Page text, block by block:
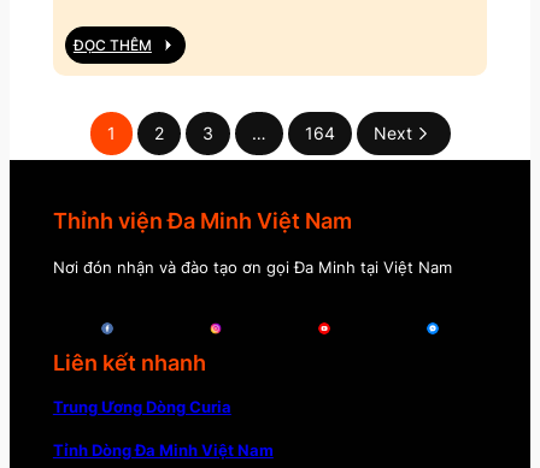
ĐỌC THÊM
1 2 3 … 164 Next
Thỉnh viện Đa Minh Việt Nam
Nơi đón nhận và đào tạo ơn gọi Đa Minh tại Việt Nam
Liên kết nhanh
Trung Ương Dòng Curia
Tỉnh Dòng Đa Minh Việt Nam